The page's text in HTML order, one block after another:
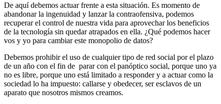
De aquí debemos actuar frente a esta situación. Es momento de
abandonar la ingenuidad y lanzar la contraofensiva, podemos
recuperar el control de nuestra vida para aprovechar los beneficios
de la tecnología sin quedar atrapados en ella. ¿Qué podemos hacer
vos y yo para cambiar este monopolio de datos?
Debemos prohibir el uso de cualquier tipo de red social por el plazo
de un año con el fin de parar con el panóptico social, porque uno ya
no es libre, porque uno está limitado a responder y a actuar como la
sociedad lo ha impuesto: callarse y obedecer, ser esclavos de un
aparato que nosotros mismos creamos.